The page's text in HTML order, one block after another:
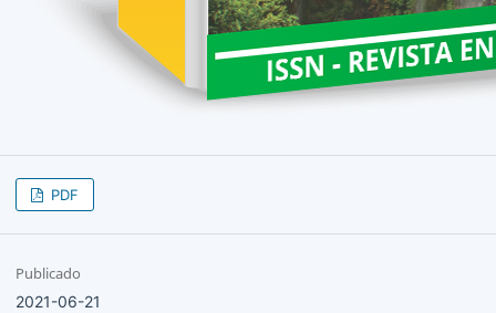
PDF
Publicado
2021-06-21